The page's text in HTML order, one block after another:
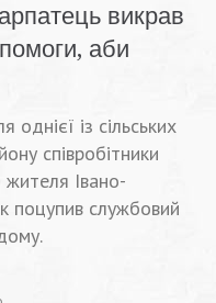
викрав
аби
однієї із сільських
співробітники
жителя Івано-
поцупив службовий